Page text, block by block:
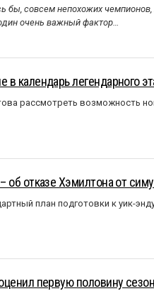
бы, совсем непохожих
очень важный фактор…
календарь легендарного
рассмотреть возможность
об отказе Хэмилтона от
план подготовки к уик-
первую половину